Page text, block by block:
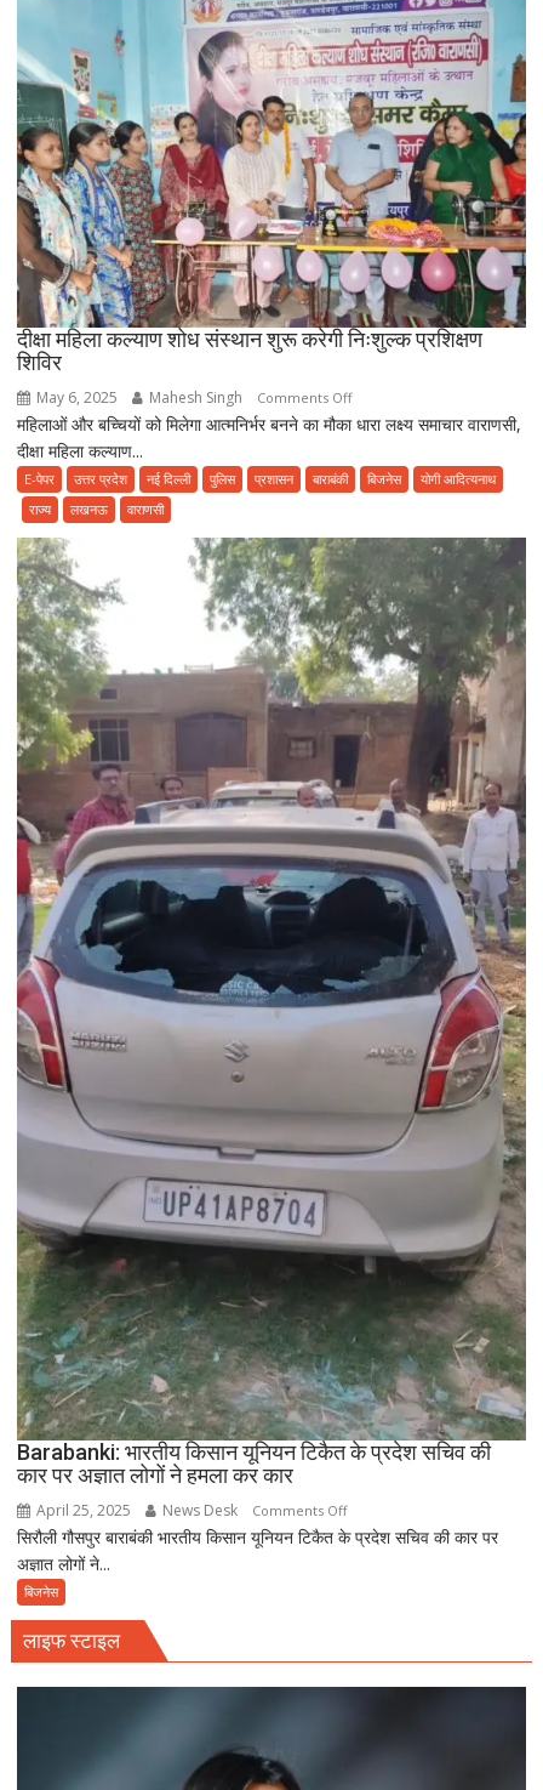
आरोप,
नहीं
देते
खून
पसीने
की
रकम
दीक्षा महिला कल्याण शोध संस्थान शुरू करेगी निःशुल्क प्रशिक्षण
शिविर
May 6, 2025 Mahesh Singh Comments Offon
दीक्षा
कल्याण
करेगी
निःशुल्क
प्रशिक्षण
शिविर
महिलाओं और बच्चियों को मिलेगा आत्मनिर्भर बनने का मौका धारा लक्ष्य समाचार वाराणसी,
दीक्षा महिला कल्याण...
E-पेपर उत्तर प्रदेश नई दिल्ली पुलिस प्रशासन बाराबंकी बिजनेस
योगी आदित्यनाथ
राज्य
लखनऊ वाराणसी
Barabanki: भारतीय किसान यूनियन टिकैत के प्रदेश सचिव की
कार पर अज्ञात लोगों ने हमला कर कार
April 25, 2025 News Desk Comments Offon
Barabanki:
सिरौली गौसपुर बाराबंकी भारतीय किसान यूनियन टिकैत के प्रदेश सचिव की कार पर
अज्ञात लोगों ने...
बिजनेस
लाइफ स्टाइल